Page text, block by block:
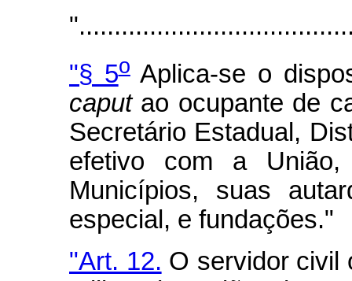
"§ 5oAplica-se o
caputao ocupante de
Secretário Estadual,
efetivo com a
Municípios, suas
especial, e fundações."
"Art. 12. O servidor civil